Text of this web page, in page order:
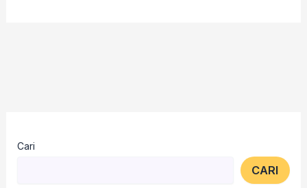
Cari
CARI